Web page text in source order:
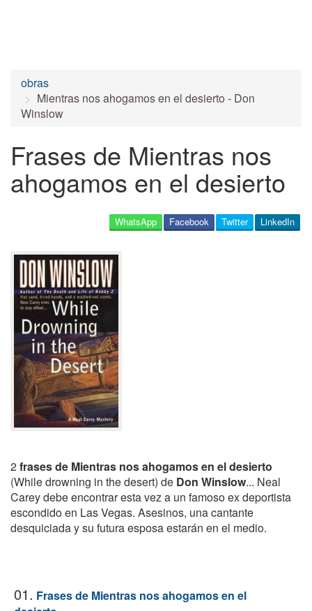
obras
Mientras nos ahogamos en el desierto - Don
Winslow
Frases de Mientras nos
ahogamos en el desierto
LinkedIn
Twitter
Facebook
WhatsApp
2frases de Mientras nos ahogamos en el desierto
(While drowning in the desert) de Don Winslow... Neal
Carey debe encontrar esta vez a un famoso ex deportista
escondido en Las Vegas. Asesinos, una cantante
desquiciada y su futura esposa estarán en el medio.
01. Frases de Mientras nos ahogamos en el